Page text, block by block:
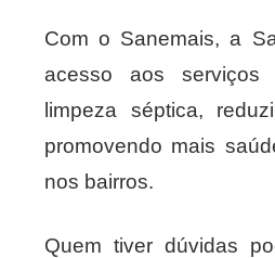
Com o Sanemais, a
acesso aos serviços
limpeza séptica,
promovendo mais
nos bairros.
Quem tiver dúvidas